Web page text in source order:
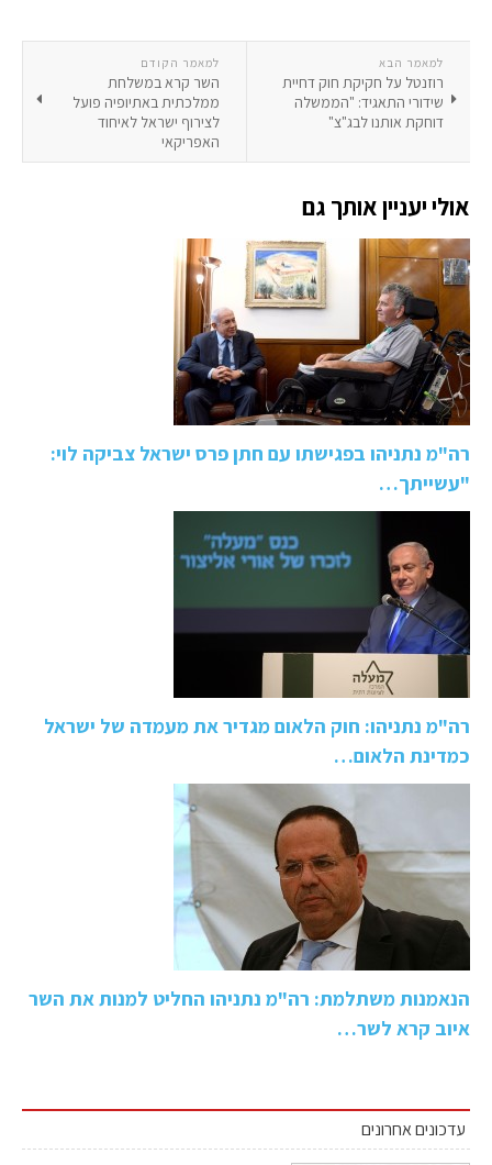
למאמר הקודם
השר קרא במשלחת
ממלכתית באתיופיה פועל
לצירוף ישראל לאיחוד
האפריקאי
למאמר הבא
רוזנטל על חקיקת חוק דחיית
שידורי התאגיד: "הממשלה
דוחקת אותנו לבג"צ"
אולי יעניין אותך גם
רה"מ נתניהו בפגישתו עם חתן פרס ישראל צביקה לוי:
"עשייתך…
רה"מ נתניהו: חוק הלאום מגדיר את מעמדה של ישראל
כמדינת הלאום…
הנאמנות משתלמת: רה"מ נתניהו החליט למנות את השר
איוב קרא לשר…
עדכונים אחרונים